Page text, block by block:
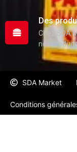
Des
Chez SDA
nos
SDA Market
Conditions